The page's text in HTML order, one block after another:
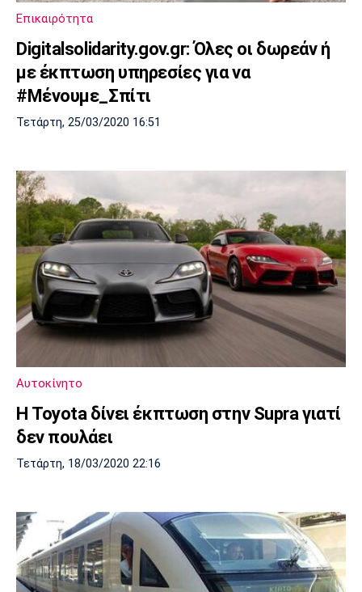
Επικαιρότητα
Digitalsolidarity.gov.gr: Όλες οι δωρεάν ή
με έκπτωση υπηρεσίες για να
#Μένουμε_Σπίτι
Τετάρτη, 25/03/2020 16:51
Αυτοκίνητο
Η Toyota δίνει έκπτωση στην Supra γιατί
δεν πουλάει
Τετάρτη, 18/03/2020 22:16